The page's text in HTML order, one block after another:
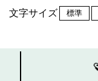
文字サイズ 標準